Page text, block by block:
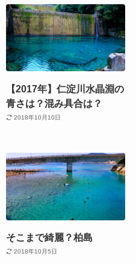
【2017年】仁淀川水晶淵の
青さは？混み具合は？
2018年10月10日
そこまで綺麗？柏島
2018年10月5日